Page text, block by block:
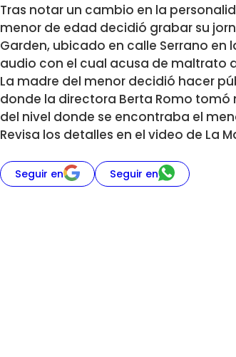
Tras notar un cambio en la
menor de edad decidió grabar su
Garden, ubicado en calle Serrano
audio con el cual acusa de maltrato
La madre del menor decidió hacer
donde la directora Berta Romo
del nivel donde se encontraba el
Revisa los detalles en el video de La
Seguir en Seguir en